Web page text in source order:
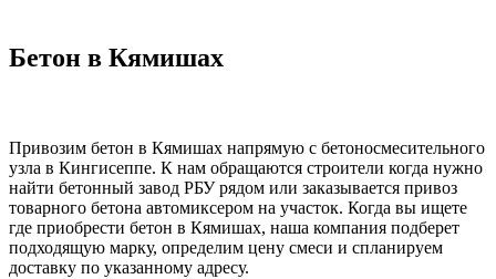
Бетон в Кямишах
Привозим бетон в Кямишах напрямую с бетоносмесительного
узла в Кингисеппе. К нам обращаются строители когда нужно
найти бетонный завод РБУ рядом или заказывается привоз
товарного бетона автомиксером на участок. Когда вы ищете
где приобрести бетон в Кямишах, наша компания подберет
подходящую марку, определим цену смеси и спланируем
доставку по указанному адресу.